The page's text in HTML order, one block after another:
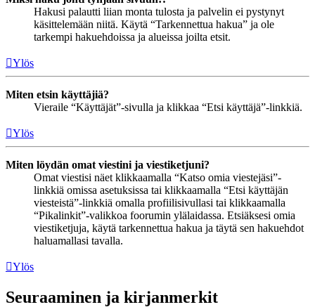
Hakusi palautti liian monta tulosta ja palvelin ei pystynyt
käsittelemään niitä. Käytä “Tarkennettua hakua” ja ole
tarkempi hakuehdoissa ja alueissa joilta etsit.
Ylös
Miten etsin käyttäjiä?
Vieraile “Käyttäjät”-sivulla ja klikkaa “Etsi käyttäjä”-linkkiä.
Ylös
Miten löydän omat viestini ja viestiketjuni?
Omat viestisi näet klikkaamalla “Katso omia viestejäsi”-
linkkiä omissa asetuksissa tai klikkaamalla “Etsi käyttäjän
viesteistä”-linkkiä omalla profiilisivullasi tai klikkaamalla
“Pikalinkit”-valikkoa foorumin ylälaidassa. Etsiäksesi omia
viestiketjuja, käytä tarkennettua hakua ja täytä sen hakuehdot
haluamallasi tavalla.
Ylös
Seuraaminen ja kirjanmerkit